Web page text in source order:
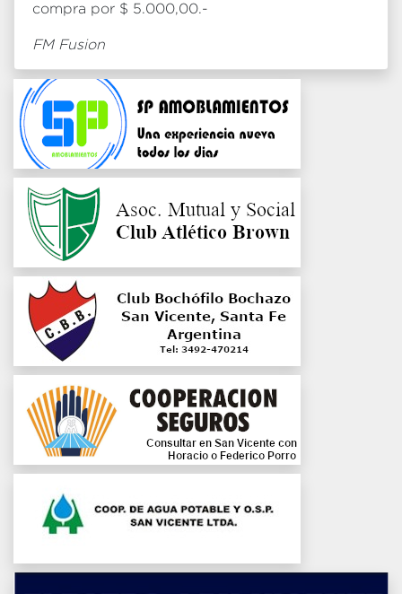
compra por $ 5.000,00.-
FM Fusion